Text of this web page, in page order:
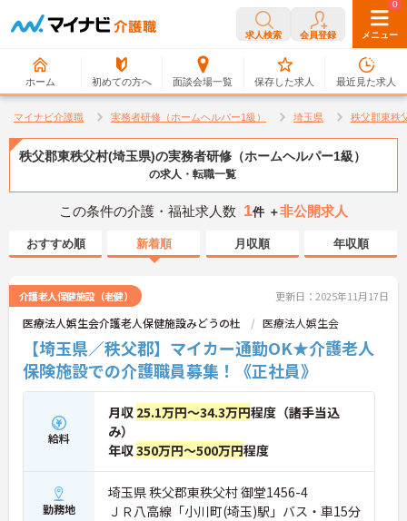
求人検索 会員登録 メニュー
ホーム 初めての方へ 面談会場一覧
0
保存した求人
0
最近見た求人
マイナビ介護職 実務者研修（ホームヘルパー1級） 埼玉県 秩父郡東秩
秩父郡東秩父村(埼玉県)の実務者研修（ホームヘルパー1級）
の求人・転職一覧
この条件の介護・福祉求人数 1件 ＋非公開求人
おすすめ順 新着順 月収順 年収順
介護老人保健施設（老健） 更新日：2025年11月17日
医療法人娯生会介護老人保健施設みどうの杜 医療法人娯生会
【埼玉県／秩父郡】マイカー通勤OK★介護老人
保険施設での介護職員募集！《正社員》
給料
月収 25.1万円～34.3万円程度（諸手当込
み）
年収350万円～500万円程度
勤務地
埼玉県 秩父郡東秩父村 御堂1456-4
ＪＲ八高線「小川町(埼玉)駅」バス・車15分